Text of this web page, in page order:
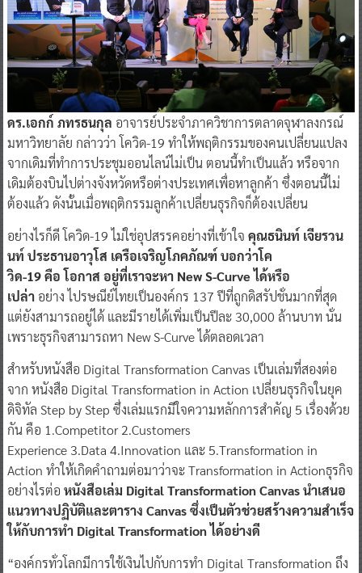
ดร.เอกก์ ภทรธนกุล อาจารย์ประจำภาควิชาการตลาดจุฬาลงกรณ์
มหาวิทยาลัย กล่าวว่า โควิด-19 ทำให้พฤติกรรมของคนเปลี่ยนแปลง
จากเดิมที่ทำการประชุมออนไลน์ไม่เป็น ตอนนี้ทำเป็นแล้ว หรือจาก
เดิมต้องบินไปต่างจังหวัดหรือต่างประเทศเพื่อหาลูกค้า ซึ่งตอนนี้ไม่
ต้องแล้ว ดังนั้นเมื่อพฤติกรรมลูกค้าเปลี่ยนธุรกิจก็ต้องเปลี่ยน
​อย่างไรก็ดี โควิด-19 ไม่ใช่อุปสรรคอย่างที่เข้าใจ คุณธนินท์ เจียรวน
นท์ ประธานอาวุโส เครือเจริญโภคภัณฑ์ บอกว่าโค
วิด-19 คือ โอกาส อยู่ที่เราจะหา New S-Curve ได้หรือ
เปล่าอย่าง ไปรษณีย์ไทยเป็นองค์กร 137 ปีที่ถูกดิสรัปชั่นมากที่สุด
แต่ยังสามารถอยู่ได้ และมีรายได้เพิ่มเป็นปีละ 30,000 ล้านบาท นั่น
เพราะธุรกิจสามารถหา New S-Curve ได้ตลอดเวลา
​สำหรับหนังสือ Digital Transformation Canvas เป็นเล่มที่สองต่อ
จาก หนังสือ Digital Transformation in Action เปลี่ยนธุรกิจในยุค
ดิจิทัล Step by Step ซึ่งเล่มแรกมีใจความหลักการสำคัญ 5 เรื่องด้วย
กัน คือ 1.Competitor 2.Customers
Experience 3.Data 4.Innovation และ 5.Transformation in
Action ทำให้เกิดคำถามต่อมาว่าจะ Transformation in Actionธุรกิจ
อย่างไรต่อ หนังสือเล่ม Digital Transformation Canvas นำเสนอ
แนวทางปฏิบัติและตาราง Canvas ซึ่งเป็นตัวช่วยสร้างความสำเร็จ
ให้กับการทำ Digital Transformation ได้อย่างดี
​“องค์กรทั่วโลกมีการใช้เงินไปกับการทำ Digital Transformation ถึง